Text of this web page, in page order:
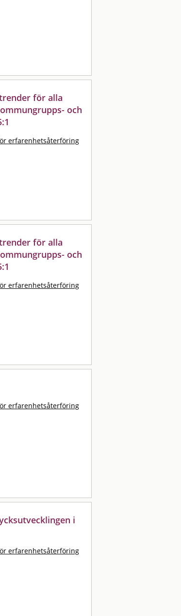
för alla
och
erfarenhetsåterföring
för alla
och
erfarenhetsåterföring
erfarenhetsåterföring
i
erfarenhetsåterföring